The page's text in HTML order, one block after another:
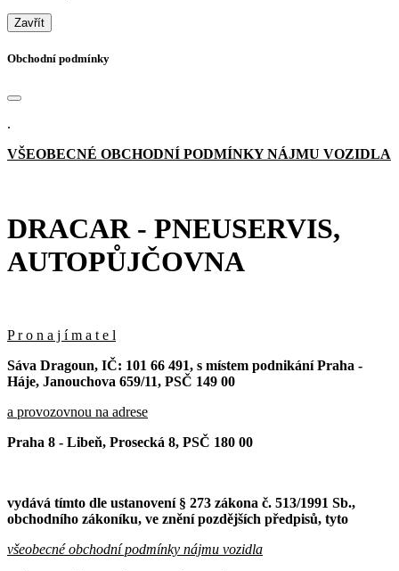
Zavřít
Obchodní podmínky
.
VŠEOBECNÉ OBCHODNÍ PODMÍNKY NÁJMU VOZIDLA
DRACAR - PNEUSERVIS,
AUTOPŮJČOVNA
P r o n a j í m a t e l
Sáva Dragoun, IČ: 101 66 491, s místem podnikání Praha -
Háje, Janouchova 659/11, PSČ 149 00
a provozovnou na adrese
Praha 8 - Libeň, Prosecká 8, PSČ 180 00
vydává tímto dle ustanovení § 273 zákona č. 513/1991 Sb.,
obchodního zákoníku, ve znění pozdějších předpisů, tyto
všeobecné obchodní podmínky nájmu vozidla